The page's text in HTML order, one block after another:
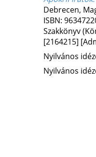
Debrecen,
ISBN:
Szakkönyv
[2164215]
Nyilvános
Nyilvános